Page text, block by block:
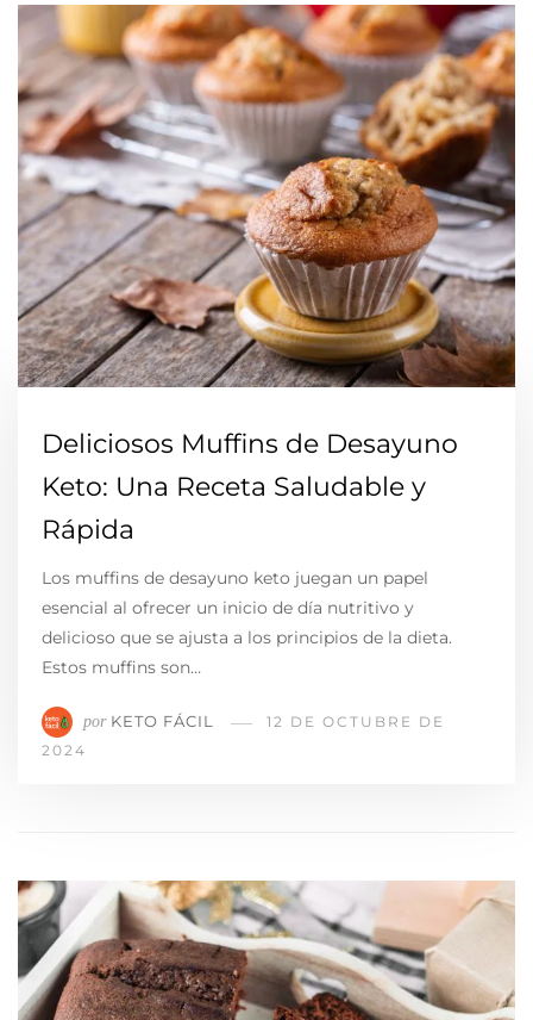
Deliciosos Muffins de Desayuno
Keto: Una Receta Saludable y
Rápida
Los muffins de desayuno keto juegan un papel
esencial al ofrecer un inicio de día nutritivo y
delicioso que se ajusta a los principios de la dieta.
Estos muffins son…
por KETO FÁCIL
12 DE OCTUBRE DE
2024